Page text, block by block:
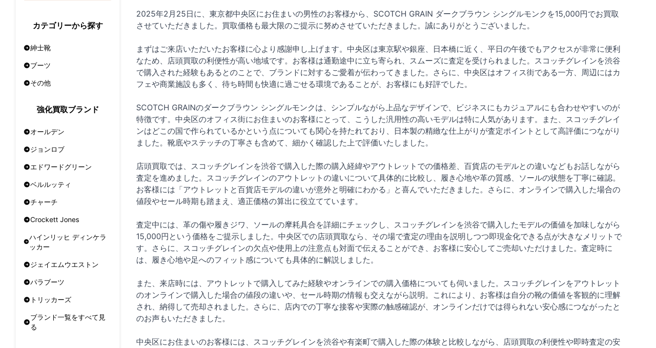
カテゴリーから探す
紳士靴
ブーツ
その他
強化買取ブランド
オールデン
ジョンロブ
エドワードグリーン
ベルルッティ
チャーチ
Crockett Jones
ハインリッヒ ディンケラ
ッカー
ジェイエムウエストン
パラブーツ
トリッカーズ
ブランド一覧をすべて見
る
2025年2月25日に、東京都中央区にお住まいの男性のお客様から、SCOTCH GRAIN ダークブラウン シングルモンクを15,000円でお買取
させていただきました。買取価格も最大限のご提示に努めさせていただきました。誠にありがとうございました。
まずはご来店いただいたお客様に心より感謝申し上げます。中央区は東京駅や銀座、日本橋に近く、平日の午後でもアクセスが非常に便利
なため、店頭買取の利便性が高い地域です。お客様は通勤途中に立ち寄られ、スムーズに査定を受けられました。スコッチグレインを渋谷
で購入された経験もあるとのことで、ブランドに対するご愛着が伝わってきました。さらに、中央区はオフィス街である一方、周辺にはカ
フェや商業施設も多く、待ち時間も快適に過ごせる環境であることが、お客様にも好評でした。
SCOTCH GRAINのダークブラウン シングルモンクは、シンプルながら上品なデザインで、ビジネスにもカジュアルにも合わせやすいのが
特徴です。中央区のオフィス街にお住まいのお客様にとって、こうした汎用性の高いモデルは特に人気があります。また、スコッチグレイ
ンはどこの国で作られているかという点についても関心を持たれており、日本製の精緻な仕上がりが査定ポイントとして高評価につながり
ました。靴底やステッチの丁寧さも含めて、細かく確認した上で評価いたしました。
店頭買取では、スコッチグレインを渋谷で購入した際の購入経緯やアウトレットでの価格差、百貨店のモデルとの違いなどもお話しながら
査定を進めました。スコッチグレインのアウトレットの違いについて具体的に比較し、履き心地や革の質感、ソールの状態を丁寧に確認。
お客様には「アウトレットと百貨店モデルの違いが意外と明確にわかる」と喜んでいただきました。さらに、オンラインで購入した場合の
値段やセール時期も踏まえ、適正価格の算出に役立てています。
査定中には、革の傷や履きジワ、ソールの摩耗具合を詳細にチェックし、スコッチグレインを渋谷で購入したモデルの価値を加味しながら
15,000円という価格をご提示しました。中央区での店頭買取なら、その場で査定の理由を説明しつつ即現金化できる点が大きなメリットで
す。さらに、スコッチグレインの欠点や使用上の注意点も対面で伝えることができ、お客様に安心してご売却いただけました。査定時に
は、履き心地や足へのフィット感についても具体的に解説しました。
また、来店時には、アウトレットで購入してみた経験やオンラインでの購入価格についても伺いました。スコッチグレインをアウトレット
のオンラインで購入した場合の値段の違いや、セール時期の情報も交えながら説明。これにより、お客様は自分の靴の価値を客観的に理解
され、納得して売却されました。さらに、店内での丁寧な接客や実際の触感確認が、オンラインだけでは得られない安心感につながったと
のお声もいただきました。
中央区にお住まいのお客様には、スコッチグレインを渋谷や有楽町で購入した際の体験と比較しながら、店頭買取の利便性や即時査定の安